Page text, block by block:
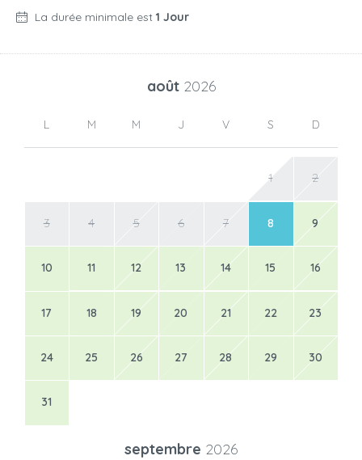
La durée minimale est 1 Jour
août 2026
L M M J V S D
1 2
3 4 5 6 7 8 9
10 11 12 13 14 15 16
17 18 19 20 21 22 23
24 25 26 27 28 29 30
31
septembre 2026